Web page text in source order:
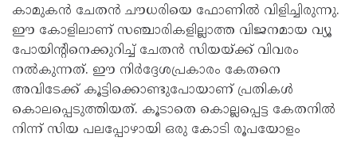
കാമുകൻ ചേതൻ ചൗധരിയെ ഫോണിൽ വിളിച്ചിരുന്നു.
ഈ കോളിലാണ് സഞ്ചാരികളില്ലാത്ത വിജനമായ വ്യൂ
പോയിന്റിനെക്കുറിച്ച് ചേതൻ സിയയ്ക്ക് വിവരം
നൽകുന്നത്. ഈ നിർദ്ദേശപ്രകാരം കേതനെ
അവിടേക്ക് കൂട്ടിക്കൊണ്ടുപോയാണ് പ്രതികൾ
കൊലപ്പെടുത്തിയത്. കൂടാതെ കൊല്ലപ്പെട്ട കേതനിൽ
നിന്ന് സിയ പലപ്പോഴായി ഒരു കോടി രൂപയോളം